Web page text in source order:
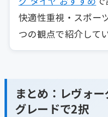
快適性重視・スポー
つの観点で紹介して
まとめ：レヴォ
グレードで2択